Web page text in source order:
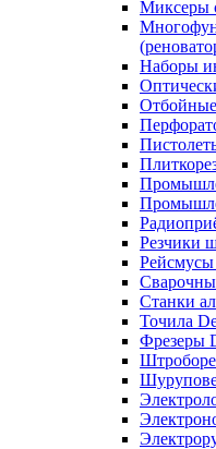
Миксеры
Наборы
Резчики
Станки
Точила
Фрезеры